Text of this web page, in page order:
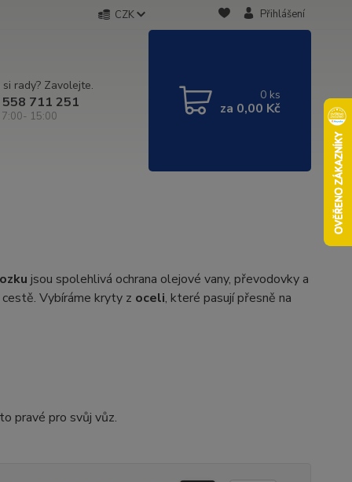
CZK Přihlášení
rady? Zavolejte.
711 251
7:00- 15:00
0 ks
za 0,00 Kč
jsou spolehlivá ochrana olejové vany, převodovky a
Vybíráme kryty z oceli, které pasují přesně na
pravé pro svůj vůz.